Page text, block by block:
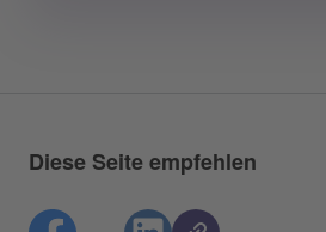
Diese Seite empfehlen